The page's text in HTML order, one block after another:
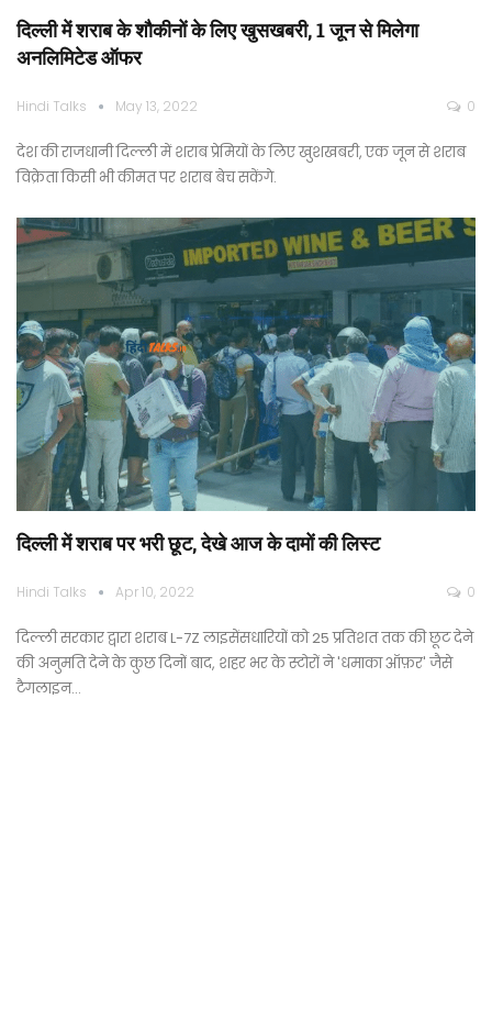
दिल्ली में शराब के शौकीनों के लिए खुसखबरी, 1 जून से मिलेगा
अनलिमिटेड ऑफर
Hindi Talks May 13, 2022 0
देश की राजधानी दिल्ली में शराब प्रेमियों के लिए खुशखबरी, एक जून से शराब
विक्रेता किसी भी कीमत पर शराब बेच सकेंगे.
दिल्ली में शराब पर भरी छूट, देखे आज के दामों की लिस्ट
Hindi Talks Apr 10, 2022 0
दिल्ली सरकार द्वारा शराब L-7Z लाइसेंसधारियों को 25 प्रतिशत तक की छूट देने
की अनुमति देने के कुछ दिनों बाद, शहर भर के स्टोरों ने 'धमाका ऑफ़र' जैसे
टैगलाइन…